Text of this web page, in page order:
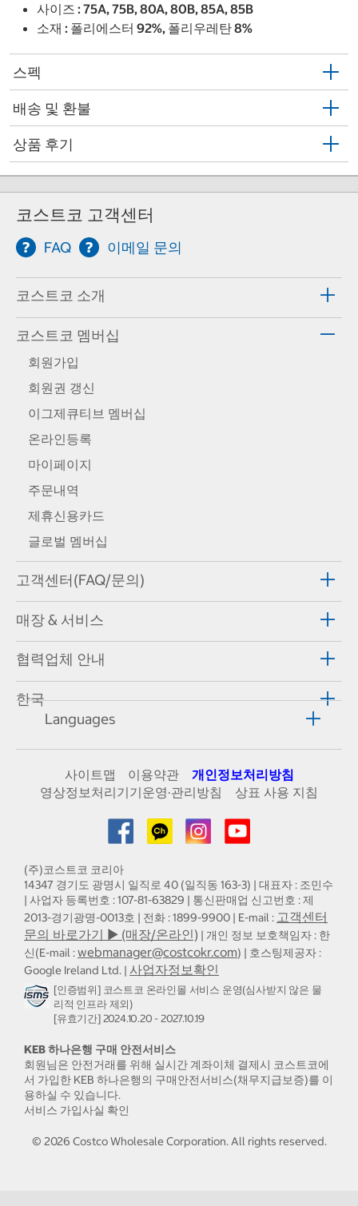
사이즈 : 75A, 75B, 80A, 80B, 85A, 85B
소재 : 폴리에스터 92%, 폴리우레탄 8%
스펙
배송 및 환불
상품 후기
코스트코 고객센터
FAQ 이메일 문의
코스트코 소개
코스트코 멤버십
회원가입
회원권 갱신
이그제큐티브 멤버십
온라인등록
마이페이지
주문내역
제휴신용카드
글로벌 멤버십
고객센터(FAQ/문의)
매장 & 서비스
협력업체 안내
한국
Languages
사이트맵 이용약관
개인정보처리방침
영상정보처리기기운영·관리방침
상표 사용 지침
(주)코스트코 코리아
14347 경기도 광명시 일직로 40 (일직동 163-3) | 대표자 : 조민수
| 사업자 등록번호 : 107-81-63829 | 통신판매업 신고번호 : 제
2013-경기광명-0013호 | 전화 : 1899-9900 | E-mail : 고객센터
문의 바로가기 ▶ (매장/온라인) | 개인 정보 보호책임자 : 한
신(E-mail :webmanager@costcokr.com) | 호스팅제공자 :
Google Ireland Ltd. | 사업자정보확인
[인증범위] 코스트코 온라인몰 서비스 운영(심사받지 않은 물
리적 인프라 제외)
[유효기간] 2024.10.20 - 2027.10.19
KEB 하나은행 구매 안전서비스
회원님은 안전거래를 위해 실시간 계좌이체 결제시 코스트코에
서 가입한 KEB 하나은행의 구매안전서비스(채무지급보증)를 이
용하실 수 있습니다.
서비스 가입사실 확인
© 2026 Costco Wholesale Corporation.All rights reserved.